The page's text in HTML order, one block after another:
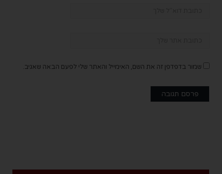
שמור בדפדפן זה את השם, האימייל והאתר שלי לפעם הבאה שאגיב.